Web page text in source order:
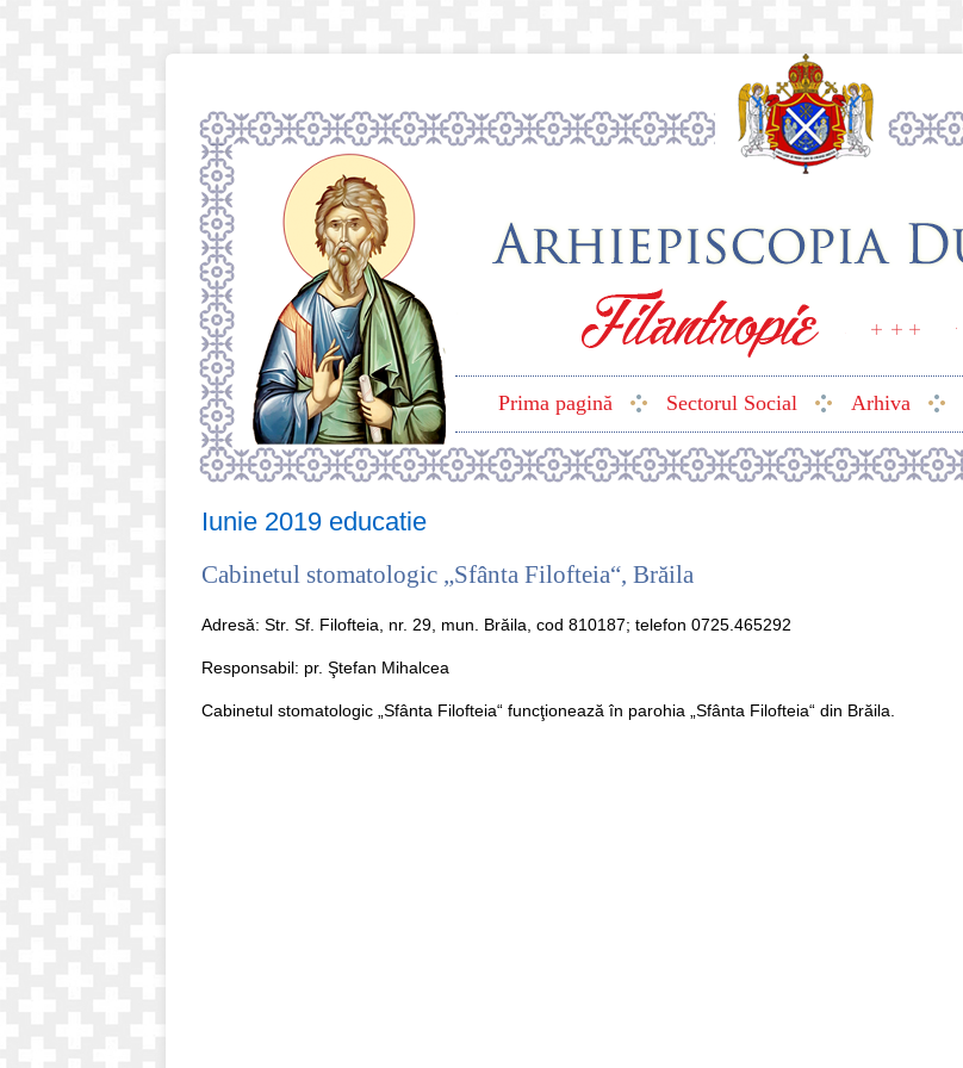
Prima pagină Sectorul Social Arhiva
Iunie 2019 educatie
Cabinetul stomatologic „Sfânta Filofteia“, Brăila
Adresă: Str. Sf. Filofteia, nr. 29, mun. Brăila, cod 810187; telefon 0725.465292
Responsabil: pr. Ştefan Mihalcea
Cabinetul stomatologic „Sfânta Filofteia“ funcţionează în parohia „Sfânta Filofteia“ din Brăila.